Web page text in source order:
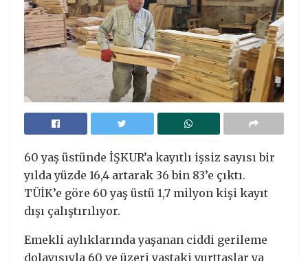
60 yaş üstünde İŞKUR’a kayıtlı işsiz sayısı bir
yılda yüzde 16,4 artarak 36 bin 83’e çıktı.
TÜİK’e göre 60 yaş üstü 1,7 milyon kişi kayıt
dışı çalıştırılıyor.
Emekli aylıklarında yaşanan ciddi gerileme
dolayısıyla 60 ve üzeri yaştaki yurttaşlar ya